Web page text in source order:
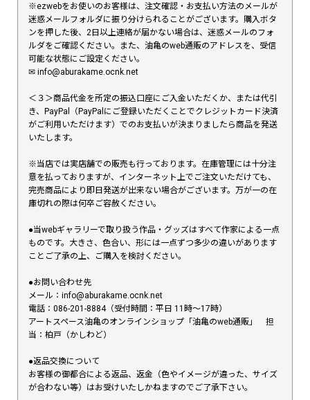
※ezwebをお使いのお客様は、注文確認・お支払い方法のメールが
迷惑メールフォルダに振り分けられることがございます。購入ボタ
ンを押した後、2日以上連絡が届かない場合は、迷惑メールのフォ
ルダをご確認ください。また、油亀のweb通販のアドレスを、受信
可能な状態にご設定ください。
✉︎ info@aburakame.ocnk.net
＜３＞商品代金を所定の振込口座にご入金いただくか、または代引
き、PayPal（PayPalにご登録いただくことでクレジットカード決済
がご利用いただけます）でのお支払いが決まりましたら商品を発送
いたします。
※当店では実店舗での販売も行っております。在庫管理には十分注
意を払っておりますが、インターネット上でご注文いただけても、
完売商品により即日発送が出来ない場合がございます。万が一の在
庫切れの際は何卒ご容赦ください。
●当webギャラリーで取り扱う作品・グッズはすべて作家による一点
ものです。大きさ、色合い、形には一点ずつ多少の違いがあります
ことご了承の上、ご購入を検討ください。
●お問い合わせ先
メール：info@aburakame.ocnk.net
電話：086-201-8884（受付時間：平日 11時〜17時）
アートスペース油亀のオンラインショップ「油亀のweb通販」 担
当：柏戸（かしわど）
●返品交換について
お客様の御都合による返品、返金（色やイメージが違った、サイズ
が合わない等）はお受けいたしかねますのでご了承下さい。